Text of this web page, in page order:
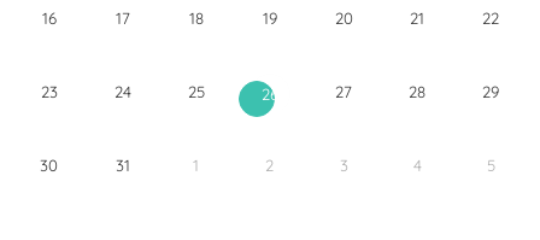
16 17 18 19 20 21 22
23 24 25 26 27 28 29
30 31 1 2 3 4 5